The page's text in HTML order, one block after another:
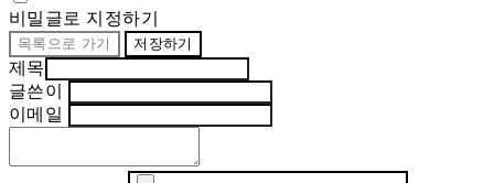
비밀글로 지정하기
목록으로 가기 저장하기
제목
글쓴이
이메일